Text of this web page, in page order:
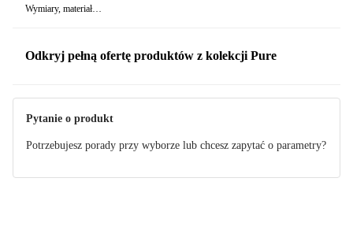
Wymiary, materiał…
Odkryj pełną ofertę produktów z kolekcji Pure
Pytanie o produkt
Potrzebujesz porady przy wyborze lub chcesz zapytać o parametry?